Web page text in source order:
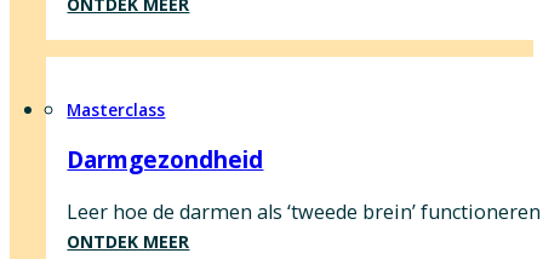
Masterclass
Darmgezondheid
Leer hoe de darmen als ‘tweede brein’
ONTDEK MEER